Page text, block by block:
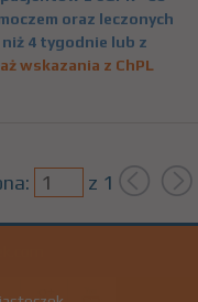
oraz leczonych
4 tygodnie lub z
wskazania z ChPL
z 1